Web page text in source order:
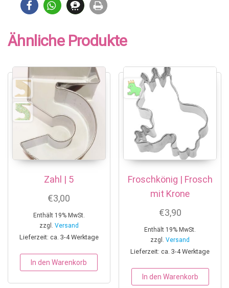
Ähnliche Produkte
Zahl | 5
€3,00
Enthält 19% MwSt.
zzgl. Versand
Lieferzeit: ca. 3-4 Werktage
In den Warenkorb
Froschkönig | Frosch
mit Krone
€3,90
Enthält 19% MwSt.
zzgl.Versand
Lieferzeit: ca. 3-4 Werktage
In den Warenkorb